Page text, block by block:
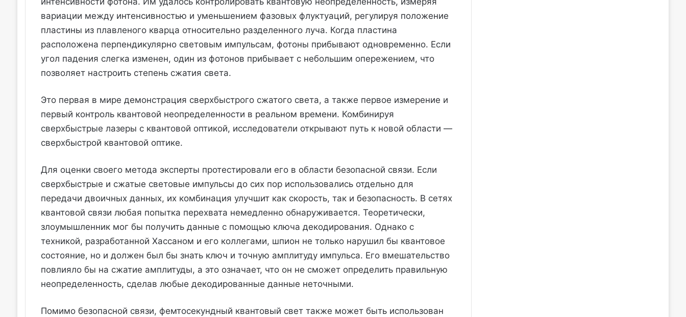
вариации между интенсивностью и уменьшением фазовых флуктуаций, регулируя положение
пластины из плавленого кварца относительно разделенного луча. Когда пластина
расположена перпендикулярно световым импульсам, фотоны прибывают одновременно. Если
угол падения слегка изменен, один из фотонов прибывает с небольшим опережением, что
позволяет настроить степень сжатия света.
Это первая в мире демонстрация сверхбыстрого сжатого света, а также первое измерение и
первый контроль квантовой неопределенности в реальном времени. Комбинируя
сверхбыстрые лазеры с квантовой оптикой, исследователи открывают путь к новой области —
сверхбыстрой квантовой оптике.
Для оценки своего метода эксперты протестировали его в области безопасной связи. Если
сверхбыстрые и сжатые световые импульсы до сих пор использовались отдельно для
передачи двоичных данных, их комбинация улучшит как скорость, так и безопасность. В сетях
квантовой связи любая попытка перехвата немедленно обнаруживается. Теоретически,
злоумышленник мог бы получить данные с помощью ключа декодирования. Однако с
техникой, разработанной Хассаном и его коллегами, шпион не только нарушил бы квантовое
состояние, но и должен был бы знать ключ и точную амплитуду импульса. Его вмешательство
повлияло бы на сжатие амплитуды, а это означает, что он не сможет определить правильную
неопределенность, сделав любые декодированные данные неточными.
Помимо безопасной связи, фемтосекундный квантовый свет также может быть использован